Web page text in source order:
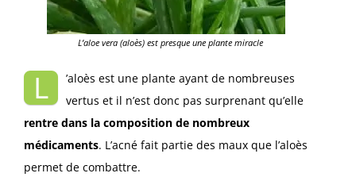
L’aloe vera (aloès) est presque une plante miracle
L
’aloès est une plante ayant de nombreuses
vertus et il n’est donc pas surprenant qu’elle
rentre dans la composition de nombreux
médicaments. L’acné fait partie des maux que l’aloès
permet de combattre.